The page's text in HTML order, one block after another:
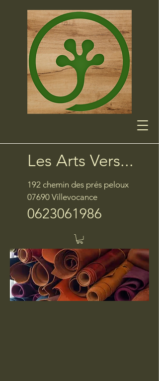
Les Arts Vers...
192 chemin des prés peloux
07690 Villevocance
0623061986